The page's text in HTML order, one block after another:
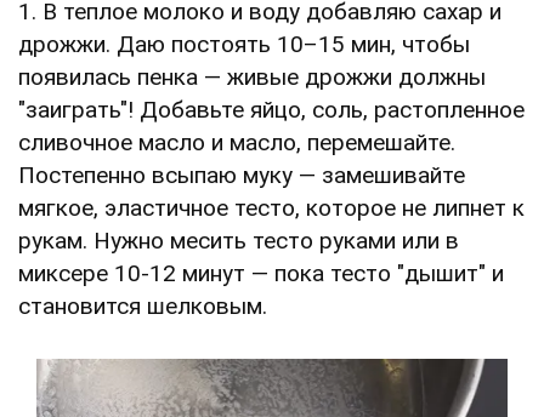
1. В теплое молоко и воду добавляю сахар и
дрожжи. Даю постоять 10–15 мин, чтобы
появилась пенка — живые дрожжи должны
"заиграть"! Добавьте яйцо, соль, растопленное
сливочное масло и масло, перемешайте.
Постепенно всыпаю муку — замешивайте
мягкое, эластичное тесто, которое не липнет к
рукам. Нужно месить тесто руками или в
миксере 10-12 минут — пока тесто "дышит" и
становится шелковым.